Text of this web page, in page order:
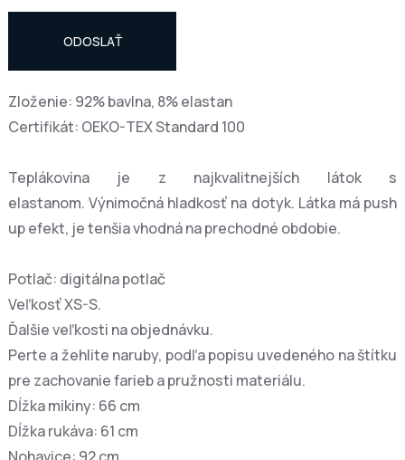
ODOSLAŤ
Zloženie: 92% bavlna, 8% elastan
Certifikát: OEKO-TEX Standard 100
Teplákovina je z najkvalitnejších látok s
elastanom. Výnimočná hladkosť na dotyk. Látka má push
up efekt, je tenšia vhodná na prechodné obdobie.
Potlač: digitálna potlač
Veľkosť XS-S.
Ďalšie veľkosti na objednávku.
Perte a žehlite naruby, podľa popisu uvedeného na štítku
pre zachovanie farieb a pružnosti materiálu.
Dĺžka mikiny: 66 cm
Dĺžka rukáva: 61 cm